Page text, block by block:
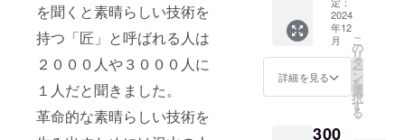
を聞くと素晴らしい技術を
持つ「匠」と呼ばれる人は
２０００人や３０００人に
１人だと聞きました。
革命的な素晴らしい技術を
は別途
お送り
いたし
ます。
※PRで
のご利
ださ
柄ver1.
ブルー
・ベン
ゼン柄
ver2.濃
いピン
柄ver2.
ます
が、そ
れも含
め思い
出とし
て受け
い。
目Ver.～
元気先
生が2番
目に
使って
いた白
（男性
2024
年12
月
詳細を見る
こ
の
リ
タ
ー
ン
を
選
択
す
る
300